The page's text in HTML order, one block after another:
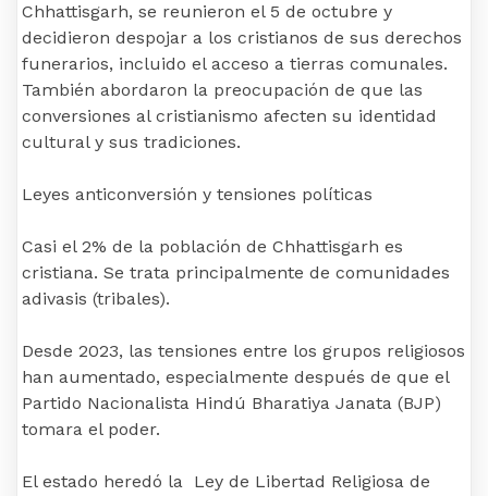
Chhattisgarh, se reunieron el 5 de octubre y
decidieron despojar a los cristianos de sus derechos
funerarios, incluido el acceso a tierras comunales.
También abordaron la preocupación de que las
conversiones al cristianismo afecten su identidad
cultural y sus tradiciones.
Leyes anticonversión y tensiones políticas
Casi el 2% de la población de Chhattisgarh es
cristiana. Se trata principalmente de comunidades
adivasis (tribales).
Desde 2023, las tensiones entre los grupos religiosos
han aumentado, especialmente después de que el
Partido Nacionalista Hindú Bharatiya Janata (BJP)
tomara el poder.
El estado heredó la Ley de Libertad Religiosa de